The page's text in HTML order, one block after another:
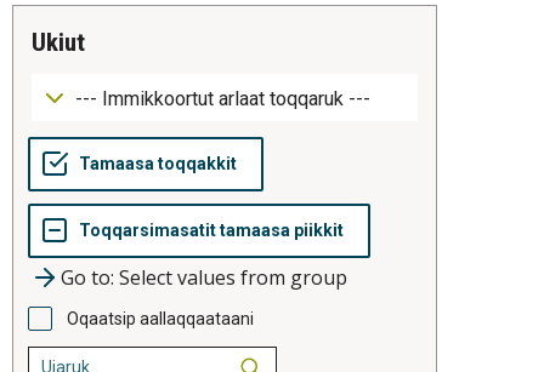
ukiut
Go to: Select values from group
Oqaatsip aallaqqaataani